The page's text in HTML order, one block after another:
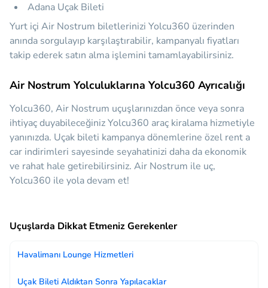
Adana Uçak Bileti
Yurt içi Air Nostrum biletlerinizi Yolcu360 üzerinden
anında sorgulayıp karşılaştırabilir, kampanyalı fiyatları
takip ederek satın alma işlemini tamamlayabilirsiniz.
Air Nostrum Yolculuklarına Yolcu360 Ayrıcalığı
Yolcu360, Air Nostrum uçuşlarınızdan önce veya sonra
ihtiyaç duyabileceğinizYolcu360 araç kiralama hizmetiyle
yanınızda. Uçak bileti kampanya dönemlerine özel rent a
car indirimleri sayesinde seyahatinizi daha da ekonomik
ve rahat hale getirebilirsiniz. Air Nostrum ile uç,
Yolcu360 ile yola devam et!
Uçuşlarda Dikkat Etmeniz Gerekenler
Havalimanı Lounge Hizmetleri
Uçak Bileti Aldıktan Sonra Yapılacaklar